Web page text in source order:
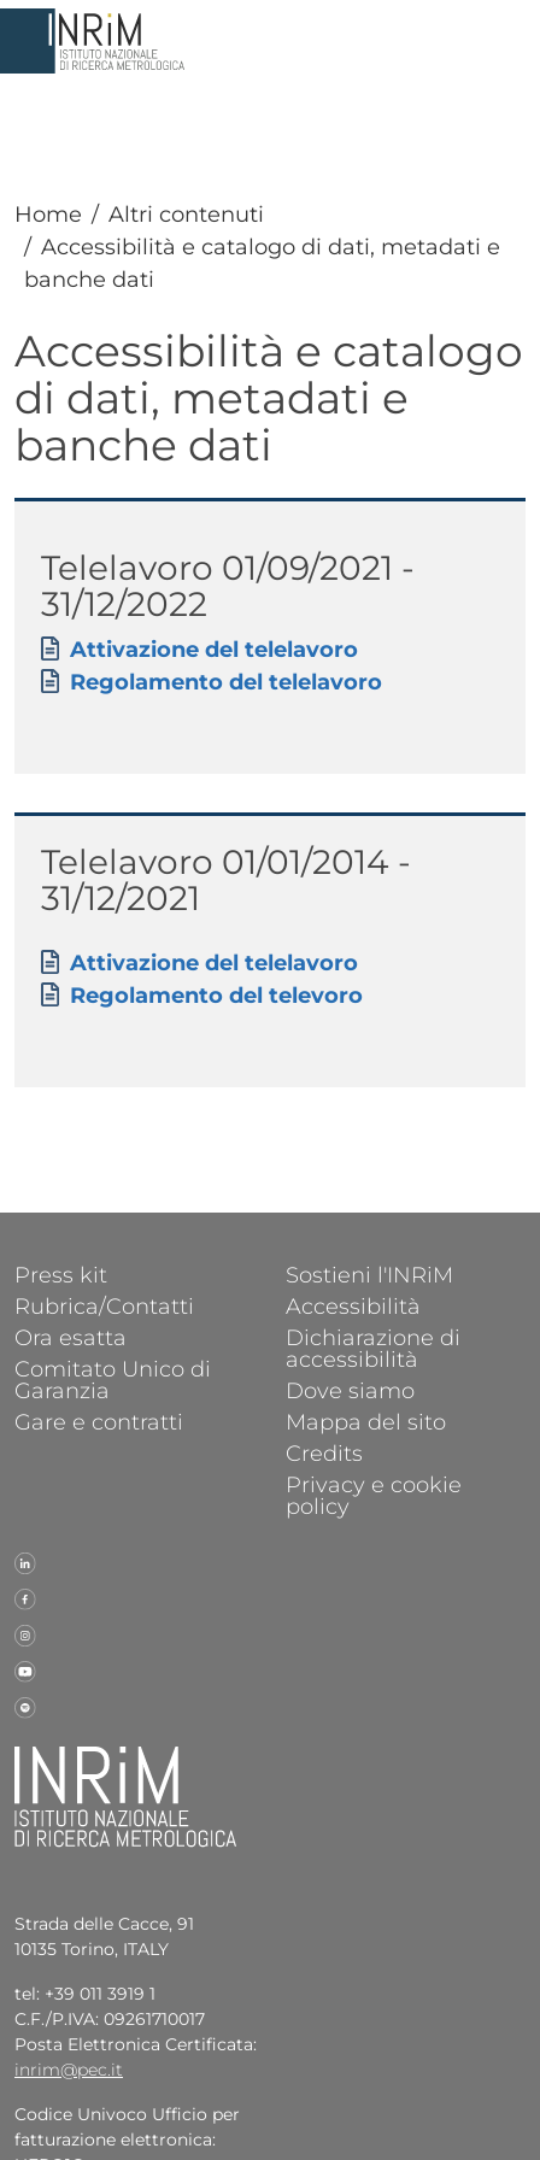
Salta al contenuto principale
Home
Altri contenuti
Accessibilità e catalogo di dati, metadati e
banche dati
Accessibilità e catalogo
di dati, metadati e
banche dati
Paragrafo
Titolo
Telelavoro 01/09/2021 -
31/12/2022
Allegati
Documento
Attivazione del telelavoro
Documento
Regolamento del telelavoro
Titolo
Telelavoro 01/01/2014 -
31/12/2021
Paragrafo
Allegati
Documento
Attivazione del telelavoro
Documento
Regolamento del televoro
Strada delle Cacce, 91
10135 Torino, ITALY
tel: +39 011 3919 1
C.F./P.IVA: 09261710017
Posta Elettronica Certificata:
inrim@pec.it
Codice Univoco Ufficio per
fatturazione elettronica:
FOOTER 1
Press kit
Rubrica/Contatti
Ora esatta
Comitato Unico di
Garanzia
Gare e contratti
FOOTER 2
Sostieni l'INRiM
Accessibilità
Dichiarazione di
accessibilità
Dove siamo
Mappa del sito
Credits
Privacy e cookie
policy